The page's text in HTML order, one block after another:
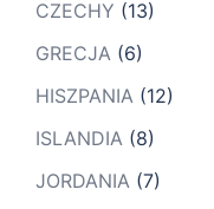
CZECHY (13)
GRECJA (6)
HISZPANIA (12)
ISLANDIA (8)
JORDANIA (7)